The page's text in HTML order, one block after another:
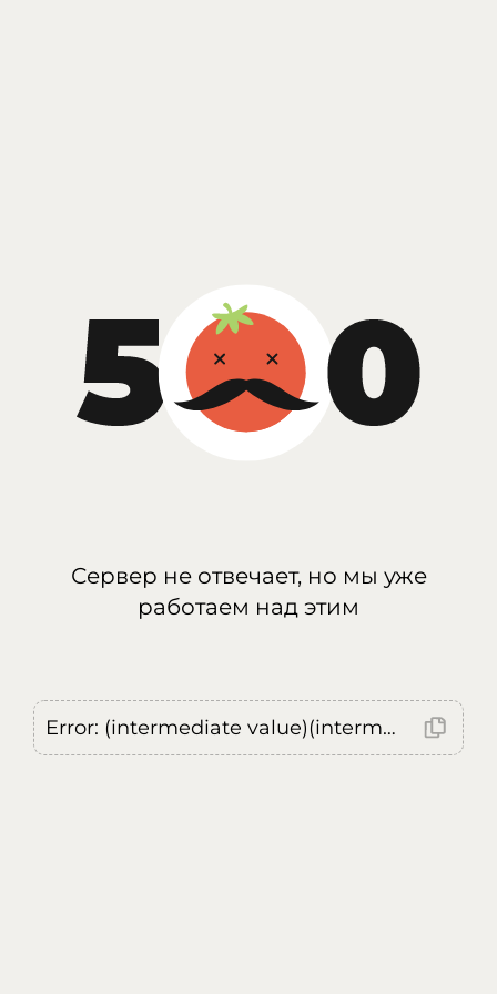
Сервер не отвечает, но мы уже
работаем над этим
Error: (intermediate value)(intermediate value)(intermediate value).replaceAll is not a function